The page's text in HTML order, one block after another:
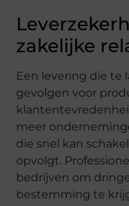
zakelijke
Een levering die te
gevolgen voor
meer
die snel kan
opvolgt.
bedrijven om
bestemming te